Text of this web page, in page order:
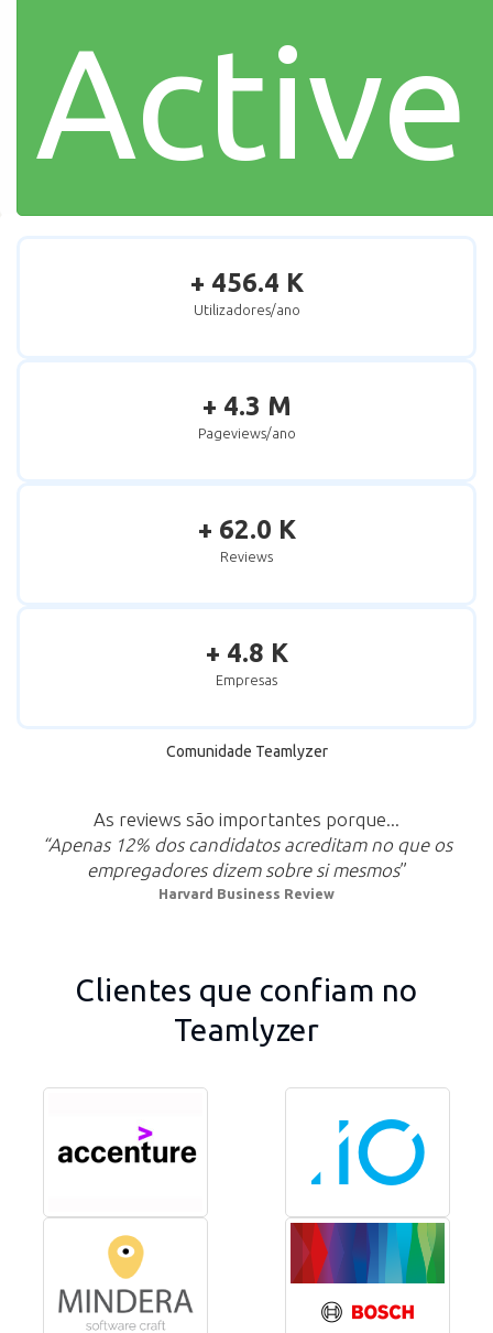
+ 456.4 K
Utilizadores/ano
+ 4.3 M
Pageviews/ano
+ 62.0 K
Reviews
+ 4.8 K
Empresas
Comunidade Teamlyzer
As reviews são importantes porque...
“Apenas 12% dos candidatos acreditam no que os
empregadores dizem sobre si mesmos”
Harvard Business Review
Clientes que confiam no
Teamlyzer